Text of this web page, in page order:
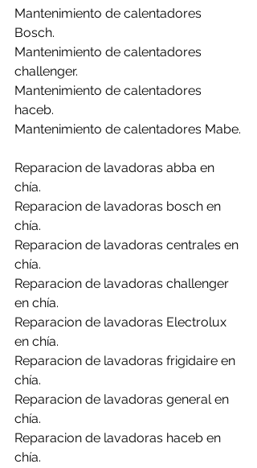
Mantenimiento de calentadores
Bosch.
Mantenimiento de calentadores
challenger.
Mantenimiento de calentadores
haceb.
Mantenimiento de calentadores Mabe.
Reparacion de lavadoras abba en
chía.
Reparacion de lavadoras bosch en
chía.
Reparacion de lavadoras centrales en
chía.
Reparacion de lavadoras challenger
en chía.
Reparacion de lavadoras Electrolux
en chía.
Reparacion de lavadoras frigidaire en
chía.
Reparacion de lavadoras general en
chía.
Reparacion de lavadoras haceb en
chía.